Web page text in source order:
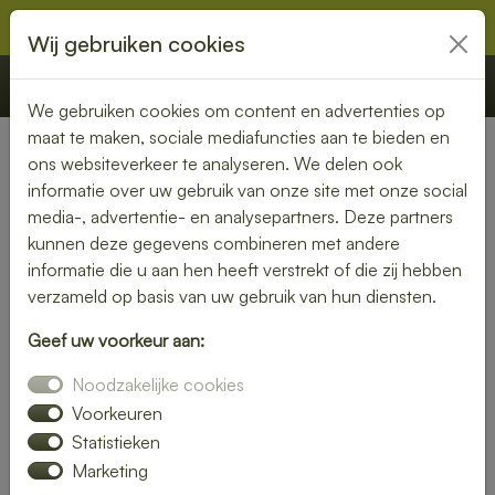
€ 0,00 Offerte Bestellen
Nederland» Wierum
Geniet van een bezorgde
lunch in Wierum – snel en
smaakvol
maakt je dag compleet. Laat je lunch bezorgen in Wierum en
kies uit een uitgebreid assortiment verse broodjes, salades
en warme gerechten.
Wij zorgen voor een snelle levering, zodat jij onbezorgd kunt
Wij gebruiken cookies
We gebruiken cookies om content en advertenties op
maat te maken, sociale mediafuncties aan te bieden en
ons websiteverkeer te analyseren. We delen ook
informatie over uw gebruik van onze site met onze social
media-, advertentie- en analysepartners. Deze partners
kunnen deze gegevens combineren met andere
informatie die u aan hen heeft verstrekt of die zij hebben
verzameld op basis van uw gebruik van hun diensten.
Geef uw voorkeur aan:
Noodzakelijke cookies
Voorkeuren
Statistieken
Marketing